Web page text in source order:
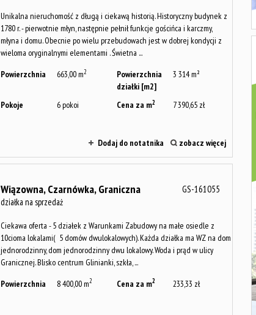
Unikalna nieruchomość z długą i ciekawą historią. Historyczny budynek z
1780 r. - pierwotnie młyn, następnie pełnił funkcje gościńca i karczmy,
młyna i domu. Obecnie po wielu przebudowach jest w dobrej kondycji z
wieloma oryginalnymi elementami . Świetna ...
Powierzchnia
663,00 m2
Powierzchnia
działki [m2]
3 314 m²
Pokoje 6 pokoi Cena za m2 7 390,65 zł
Dodaj do notatnika zobacz więcej
Wiązowna,Czarnówka,Graniczna
działka na sprzedaż
GS-161055
Ciekawa oferta - 5 działek z Warunkami Zabudowy na małe osiedle z
10cioma lokalami( 5 domów dwulokalowych). Każda działka ma WZ na dom
jednorodzinny, dom jednorodzinny dwu lokalowy. Woda i prąd w ulicy
Granicznej. Blisko centrum Glinianki, szkła, ...
Powierzchnia
8 400,00 m2 Cena za m2 233,33 zł